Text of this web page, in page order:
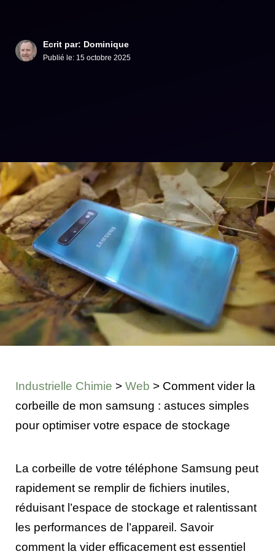
Ecrit par: Dominique
Publié le: 15 octobre 2025
Industrielle Chimie > Web > Comment vider la
corbeille de mon samsung : astuces simples
pour optimiser votre espace de stockage
La corbeille de votre téléphone Samsung peut
rapidement se remplir de fichiers inutiles,
réduisant l’espace de stockage et ralentissant
les performances de l’appareil. Savoir
comment la vider efficacement est essentiel